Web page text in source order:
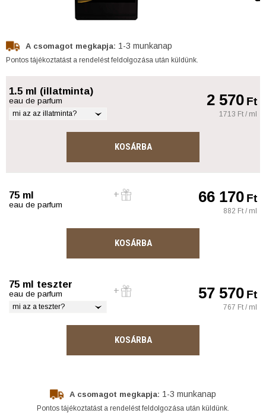
A csomagot megkapja: 1-3 munkanap
Pontos tájékoztatást a rendelést feldolgozása után küldünk.
1.5 ml (illatminta)
eau de parfum
mi az az illatminta?
2 570Ft
1713 Ft / ml
KOSÁRBA
75 ml
eau de parfum 66 170Ft
882 Ft / ml
KOSÁRBA
75 ml teszter
eau de parfum
mi az a teszter?
57 570Ft
767 Ft / ml
KOSÁRBA
A csomagot megkapja: 1-3 munkanap
Pontos tájékoztatást a rendelést feldolgozása után küldünk.